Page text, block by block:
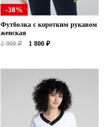
-38%
Футболка с коротким рукавом
женская
2 900 ₽
1 800 ₽